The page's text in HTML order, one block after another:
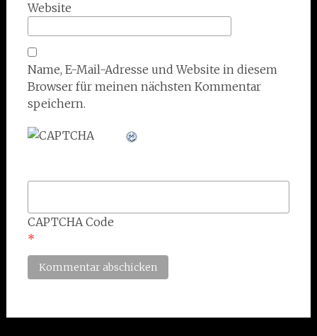
Website
Name, E-Mail-Adresse und Website in diesem
Browser für meinen nächsten Kommentar
speichern.
CAPTCHA Code
*